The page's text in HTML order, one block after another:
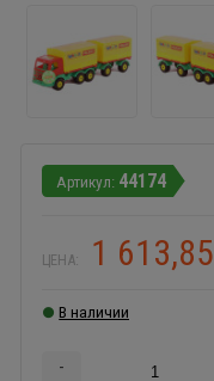
44174
ЦЕНА: 1 613,85
В наличии
-